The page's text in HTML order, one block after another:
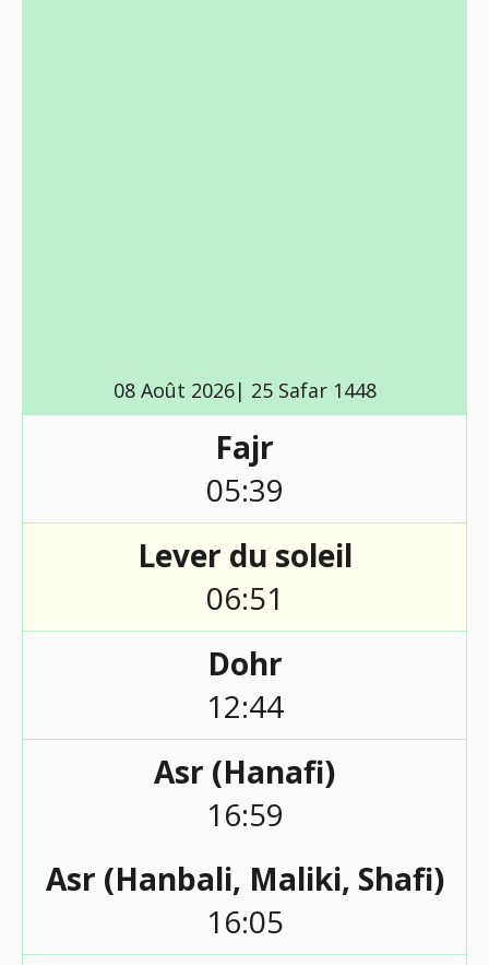
08 Août 2026| 25 Safar 1448
Fajr
05:39
Lever du soleil
06:51
Dohr
12:44
Asr (Hanafi)
16:59
Asr (Hanbali, Maliki, Shafi)
16:05